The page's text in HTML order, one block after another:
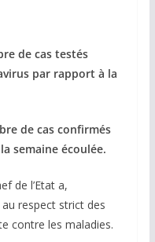
de cas testés
par rapport à la
de cas confirmés
semaine écoulée.
de l’Etat a,
respect strict des
contre les maladies.